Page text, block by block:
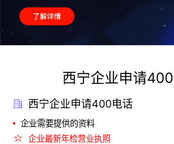
西宁企业申请
西宁企业申请400电话
企业需要提供的资料
企业最新年检营业执照